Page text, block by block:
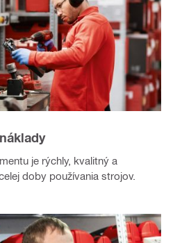
je rýchly, kvalitný a
doby používania strojov.